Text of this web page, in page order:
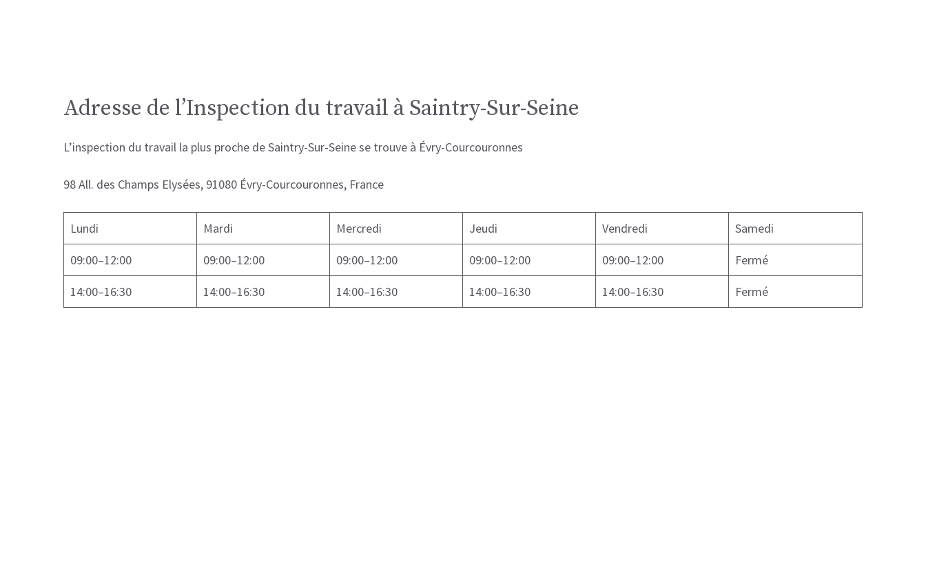
Adresse de l’Inspection du travail à Saintry-Sur-Seine
L’inspection du travail la plus proche de Saintry-Sur-Seine se trouve à Évry-Courcouronnes
98 All. des Champs Elysées, 91080 Évry-Courcouronnes, France
Lundi Mardi Mercredi Jeudi Vendredi
Samedi
09:00–12:00
09:00–12:00 09:00–12:00 09:00–12:00 09:00–12:00
Fermé
14:00–16:30
14:00–16:30 14:00–16:30 14:00–16:30 14:00–16:30 Fermé